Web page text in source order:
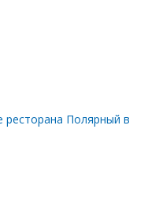
ресторана Полярный в